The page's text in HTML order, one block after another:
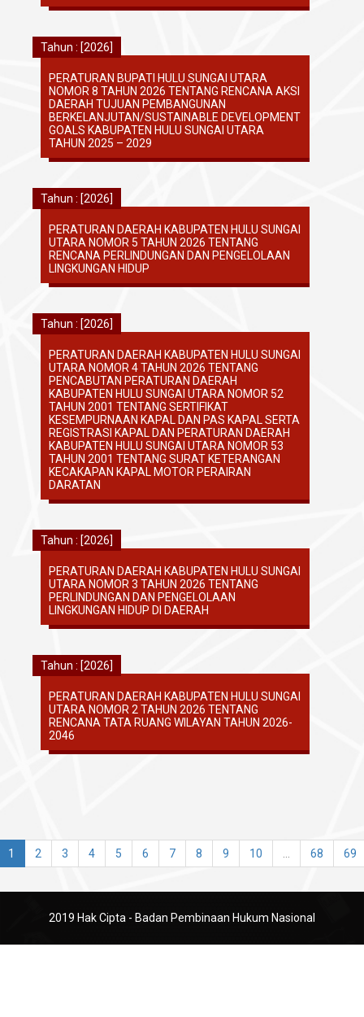
Tahun : [2026]
PERATURAN BUPATI HULU SUNGAI UTARA
NOMOR 8 TAHUN 2026 TENTANG RENCANA AKSI
DAERAH TUJUAN PEMBANGUNAN
BERKELANJUTAN/SUSTAINABLE DEVELOPMENT
GOALS KABUPATEN HULU SUNGAI UTARA
TAHUN 2025 – 2029
Tahun : [2026]
PERATURAN DAERAH KABUPATEN HULU SUNGAI
UTARA NOMOR 5 TAHUN 2026 TENTANG
RENCANA PERLINDUNGAN DAN PENGELOLAAN
LINGKUNGAN HIDUP
Tahun : [2026]
PERATURAN DAERAH KABUPATEN HULU SUNGAI
UTARA NOMOR 4 TAHUN 2026 TENTANG
PENCABUTAN PERATURAN DAERAH
KABUPATEN HULU SUNGAI UTARA NOMOR 52
TAHUN 2001 TENTANG SERTIFIKAT
KESEMPURNAAN KAPAL DAN PAS KAPAL SERTA
REGISTRASI KAPAL DAN PERATURAN DAERAH
KABUPATEN HULU SUNGAI UTARA NOMOR 53
TAHUN 2001 TENTANG SURAT KETERANGAN
KECAKAPAN KAPAL MOTOR PERAIRAN
DARATAN
Tahun : [2026]
PERATURAN DAERAH KABUPATEN HULU SUNGAI
UTARA NOMOR 3 TAHUN 2026 TENTANG
PERLINDUNGAN DAN PENGELOLAAN
LINGKUNGAN HIDUP DI DAERAH
Tahun : [2026]
PERATURAN DAERAH KABUPATEN HULU SUNGAI
UTARA NOMOR 2 TAHUN 2026 TENTANG
RENCANA TATA RUANG WILAYAN TAHUN 2026-
2046
1 2 3 4 5 6 7 8 9 10 ... 68 69
2019 Hak Cipta - Badan Pembinaan Hukum Nasional